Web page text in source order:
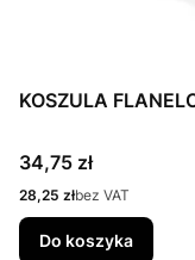
KOSZULA
Cena
34,75 zł
Cena
28,25 złbez VAT
Do koszyka